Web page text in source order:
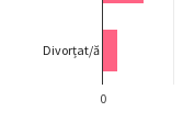
0
Divorțat/ă